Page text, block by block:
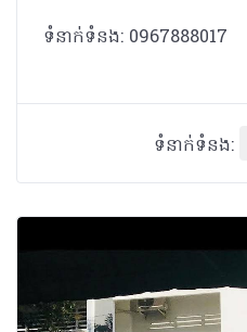
ទំនាក់ទំនង: 0967888017
ទំនាក់ទំនង: